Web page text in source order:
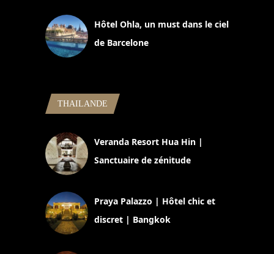
Hôtel Ohla, un must dans le ciel
de Barcelone
THAILANDE
Veranda Resort Hua Hin |
Sanctuaire de zénitude
Praya Palazzo | Hôtel chic et
discret | Bangkok